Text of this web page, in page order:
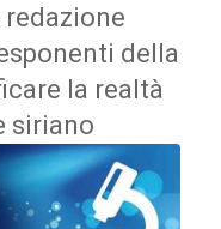
della
la realtà
siriano